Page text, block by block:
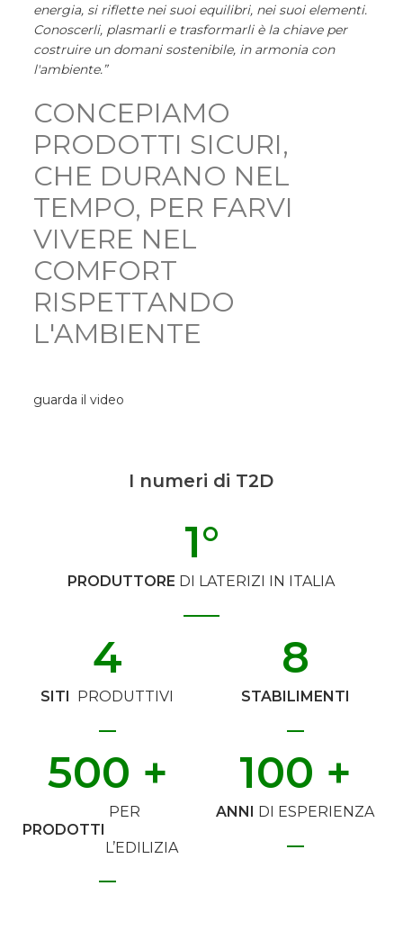
energia, si riflette nei suoi equilibri, nei suoi elementi.
Conoscerli, plasmarli e trasformarli è la chiave per
costruire un domani sostenibile, in armonia con
l'ambiente.”
CONCEPIAMO
PRODOTTI SICURI,
CHE DURANO NEL
TEMPO, PER FARVI
VIVERE NEL
COMFORT
RISPETTANDO
L'AMBIENTE
guarda il video
I numeri di T2D
PRODUTTORE DI LATERIZI IN ITALIA
1°
SITI PRODUTTIVI
4
STABILIMENTI
8
PRODOTTI
PER
L’EDILIZIA
500 +
ANNI DI ESPERIENZA
100 +